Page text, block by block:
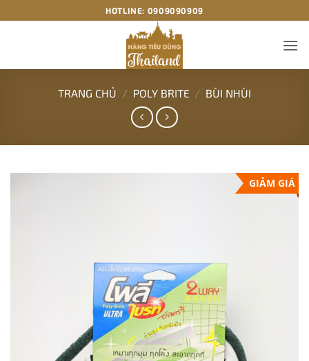
qua
HOTLINE: 0909090909
TRANG CHỦ / POLY BRITE / BÙI NHÙI
GIẢM GIÁ